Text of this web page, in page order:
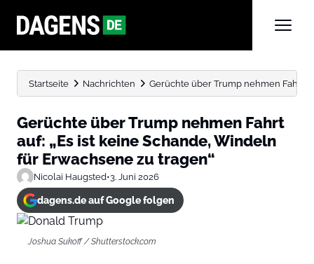
Startseite Nachrichten Gerüchte über Trump nehmen Fahrt
Gerüchte über Trump nehmen Fahrt
auf: „Es ist keine Schande, Windeln
für Erwachsene zu tragen“
Nicolai Haugsted•3. Juni 2026
dagens.de auf Google folgen
Joshua Sukoff / Shutterstock.com